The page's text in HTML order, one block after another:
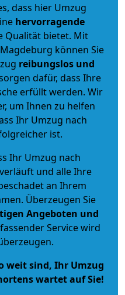
dass hier Umzug
hervorragende
Qualität bietet. Mit
können Sie
reibungslos und
dafür, dass Ihre
erfüllt werden. Wir
um Ihnen zu helfen
Ihr Umzug nach
ist.
Ihr Umzug nach
und alle Ihre
an Ihrem
Überzeugen Sie
Angeboten und
Service wird
weit sind, Ihr Umzug
wartet auf Sie!